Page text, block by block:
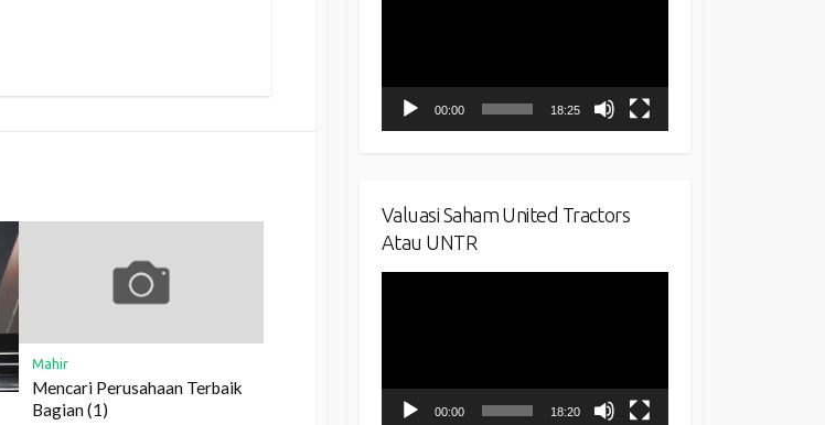
Mahir
Mencari Perusahaan Terbaik
Bagian (1)
00:00 18:25
Valuasi Saham United Tractors
Atau UNTR
00:00 18:20